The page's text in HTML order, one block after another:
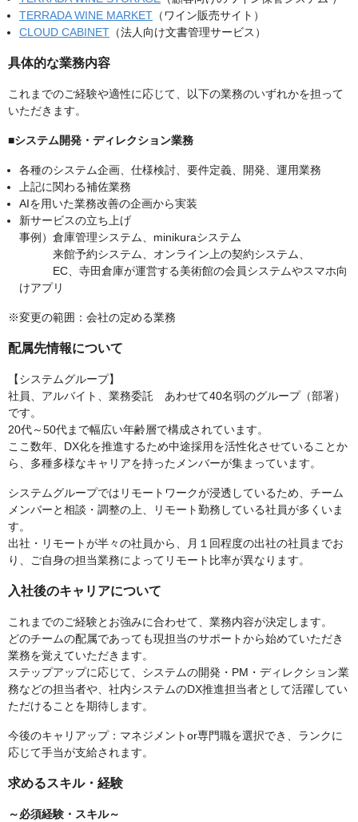
TERRADA WINE MARKET （ワイン販売サイト）
CLOUD CABINET （法人向け文書管理サービス）
具体的な業務内容
これまでのご経験や適性に応じて、以下の業務のいずれかを担って
いただきます。
■システム開発・ディレクション業務
各種のシステム企画、仕様検討、要件定義、開発、運用業務
上記に関わる補佐業務
AIを用いた業務改善の企画から実装
新サービスの立ち上げ
事例）倉庫管理システム、minikuraシステム
来館予約システム、オンライン上の契約システム、
EC、寺田倉庫が運営する美術館の会員システムやスマホ向
けアプリ
※変更の範囲：会社の定める業務
配属先情報について
【システムグループ】
社員、アルバイト、業務委託 あわせて40名弱のグループ（部署）
です。
20代～50代まで幅広い年齢層で構成されています。
ここ数年、DX化を推進するため中途採用を活性化させていることか
ら、多種多様なキャリアを持ったメンバーが集まっています。
システムグループではリモートワークが浸透しているため、チーム
メンバーと相談・調整の上、リモート勤務している社員が多くいま
す。
出社・リモートが半々の社員から、月１回程度の出社の社員までお
り、ご自身の担当業務によってリモート比率が異なります。
入社後のキャリアについて
これまでのご経験とお強みに合わせて、業務内容が決定します。
どのチームの配属であっても現担当のサポートから始めていただき
業務を覚えていただきます。
ステップアップに応じて、システムの開発・PM・ディレクション業
務などの担当者や、社内システムのDX推進担当者として活躍してい
ただけることを期待します。
今後のキャリアップ：マネジメントor専門職を選択でき、ランクに
応じて手当が支給されます。
求めるスキル・経験
～必須経験・スキル～